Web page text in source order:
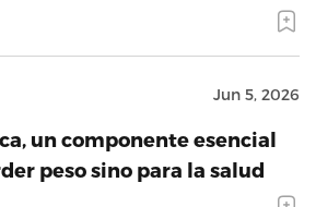
Jun 5, 2026
un componente esencial
peso sino para la salud